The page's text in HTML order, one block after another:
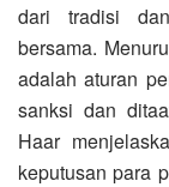
dari tradisi
bersama.
adalah aturan
sanksi dan
Haar
keputusan para